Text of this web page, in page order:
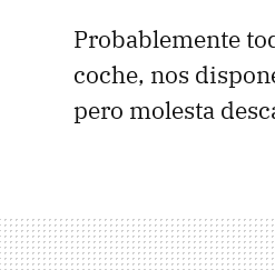
Probablemente
coche, nos
pero molesta